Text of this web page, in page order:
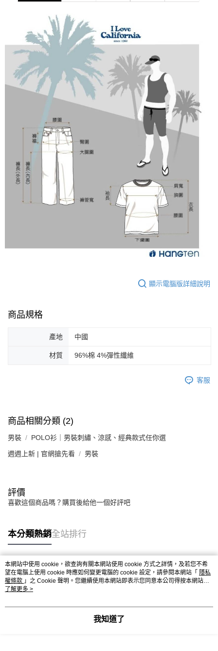
顯示電腦版詳細說明
商品規格
產地 中國
材質 96%棉 4%彈性纖維
客服
商品相關分類 (2)
男裝 POLO衫｜男裝刺繡、涼感、經典款式任你選
週週上新 | 官網搶先看 男裝
評價
喜歡這個商品嗎？購買後給他一個好評吧
本分類熱銷全站排行
熱門標籤
本網站中使用 cookie，欲查詢有關本網站使用 cookie 方式之詳情，及若您不希
望在電腦上使用 cookie 時應如何變更電腦的 cookie 設定，請參閱本網站「 隱私
權條款 」之 Cookie 聲明。您繼續使用本網站即表示您同意本公司得按本網站使
用條款之 Cookie 聲明使用 cookie。
了解更多 >
我知道了